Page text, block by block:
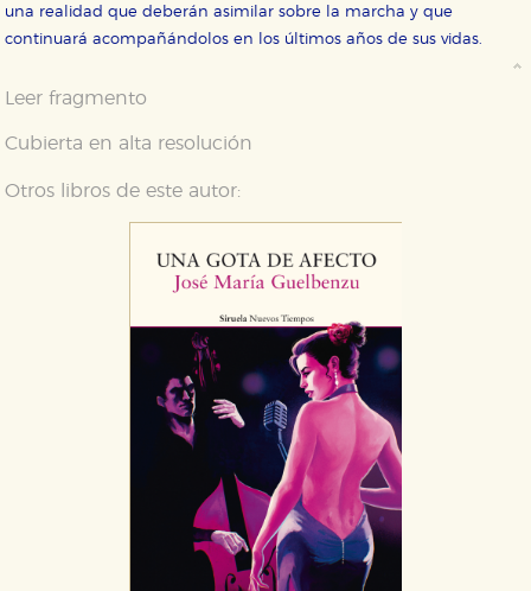
una realidad que deberán asimilar sobre la marcha y que
continuará acompañándolos en los últimos años de sus vidas.
Leer fragmento
Cubierta en alta resolución
Otros libros de este autor: